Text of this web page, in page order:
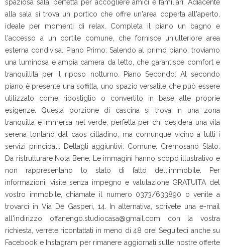
spaziosa sala, perfetta per accogliere amici e familiari. Adiacente
alla sala si trova un portico che offre un'area coperta all'aperto,
ideale per momenti di relax. Completa il piano un bagno e
l'accesso a un cortile comune, che fornisce un'ulteriore area
esterna condivisa. Piano Primo: Salendo al primo piano, troviamo
una luminosa e ampia camera da letto, che garantisce comfort e
tranquillità per il riposo notturno. Piano Secondo: Al secondo
piano è presente una soffitta, uno spazio versatile che può essere
utilizzato come ripostiglio o convertito in base alle proprie
esigenze. Questa porzione di cascina si trova in una zona
tranquilla e immersa nel verde, perfetta per chi desidera una vita
serena lontano dal caos cittadino, ma comunque vicino a tutti i
servizi principali. Dettagli aggiuntivi: Comune: Cremosano Stato:
Da ristrutturare Nota Bene: Le immagini hanno scopo illustrativo e
non rappresentano lo stato di fatto dell'immobile. Per
informazioni, visite senza impegno e valutazione GRATUITA del
vostro immobile, chiamate il numero 0373/633890 o venite a
trovarci in Via De Gasperi, 14. In alternativa, scrivete una e-mail
all'indirizzo offanengo.studiocasa@gmail.com con la vostra
richiesta, verrete ricontattati in meno di 48 ore! Seguiteci anche su
Facebook e Instagram per rimanere aggiornati sulle nostre offerte